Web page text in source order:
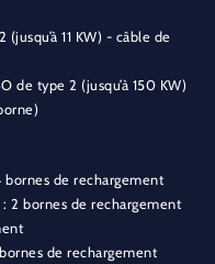
(jusqu’à 11 KW) - câble de
de type 2 (jusqu’à 150 KW)
bornes de rechargement
: 2 bornes de rechargement
de rechargement